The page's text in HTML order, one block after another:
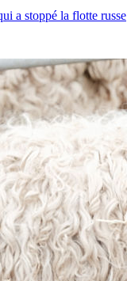
a stoppé la flotte russe